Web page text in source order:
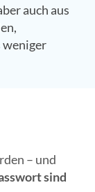
auch aus
weniger
– und
sind